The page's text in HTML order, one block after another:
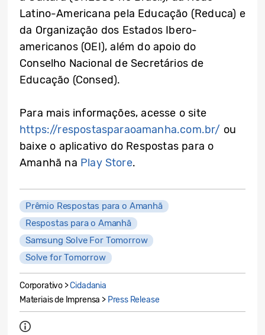
Latino-Americana pela Educação (Reduca) e
da Organização dos Estados Ibero-
americanos (OEI), além do apoio do
Conselho Nacional de Secretários de
Educação (Consed).
Para mais informações, acesse o site
https://respostasparaoamanha.com.br/ ou
baixe o aplicativo do Respostas para o
Amanhã na Play Store.
Prêmio Respostas para o Amanhã
Respostas para o Amanhã
Samsung Solve For Tomorrow
Solve for Tomorrow
Corporativo >Cidadania
Materiais de Imprensa > Press Release